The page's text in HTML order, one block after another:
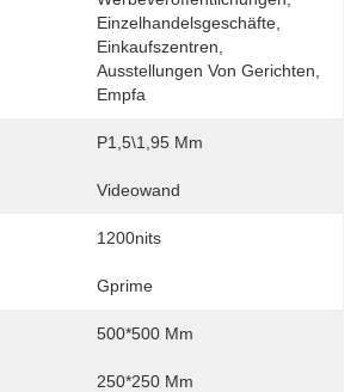
Einzelhandelsgeschäfte,
Einkaufszentren,
Ausstellungen Von Gerichten,
Empfa
P1,5\1,95 Mm
Videowand
1200nits
Gprime
500*500 Mm
250*250 Mm